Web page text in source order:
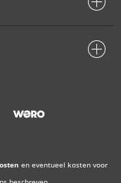
en eventueel kosten voor